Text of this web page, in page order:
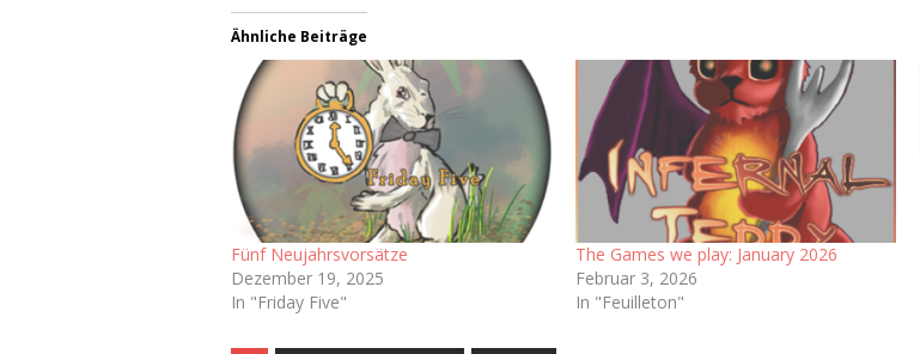
Ähnliche Beiträge
Fünf Neujahrsvorsätze
Dezember 19, 2025
In "Friday Five"
The Games we play: January 2026
Februar 3, 2026
In "Feuilleton"